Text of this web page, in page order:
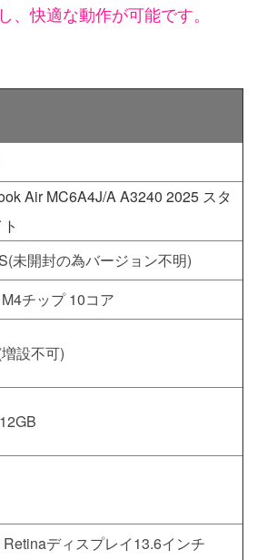
、快適な動作が可能です。
Air MC6A4J/A A3240 2025 スタ
未開封の為バージョン不明)
チップ 10コア
設不可)
ディスプレイ13.6インチ